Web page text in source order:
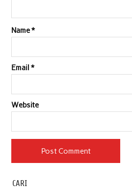
Name*
Email *
Website
CARI